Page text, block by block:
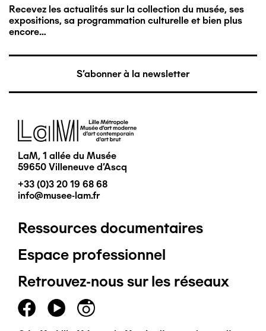
Recevez les actualités sur la collection du musée, ses
expositions, sa programmation culturelle et bien plus
encore…
S'abonner à la newsletter
Image
LaM, 1 allée du Musée
59650 Villeneuve d'Ascq
+33 (0)3 20 19 68 68
info@musee-lam.fr
Pied
de
page
principal
Ressources documentaires
Espace professionnel
Retrouvez-nous sur les réseaux